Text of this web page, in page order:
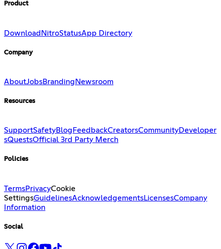
Product
DownloadNitroStatusApp Directory
Company
AboutJobsBranding Newsroom
Resources
SupportSafetyBlog FeedbackCreatorsCommunityDeveloper
sQuestsOfficial 3rd Party Merch
Policies
TermsPrivacyCookie
SettingsGuidelinesAcknowledgementsLicensesCompany
Information
Social